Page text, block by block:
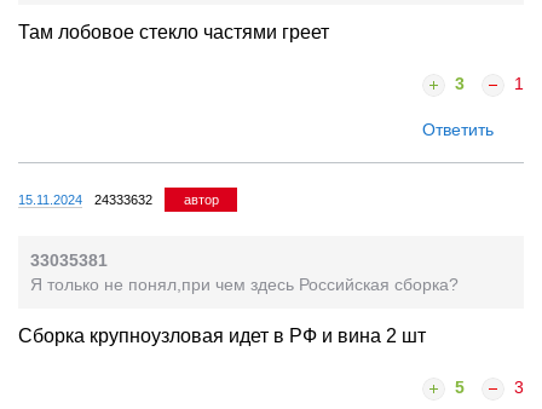
Там лобовое стекло частями греет
3 1
Ответить
15.11.2024 24333632 автор
33035381
Я только не понял,при чем здесь Российская сборка?
Сборка крупноузловая идет в РФ и вина 2 шт
5 3